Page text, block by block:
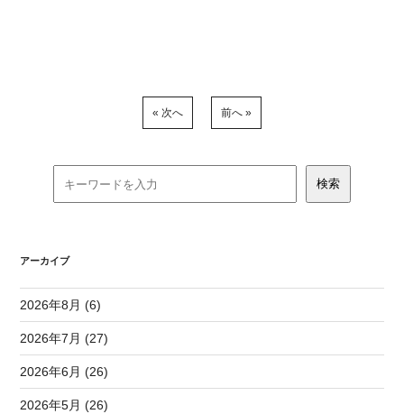
« 次へ 前へ »
アーカイブ
2026年8月 (6)
2026年7月 (27)
2026年6月 (26)
2026年5月 (26)